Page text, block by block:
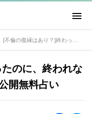
のに、終われな
開無料占い